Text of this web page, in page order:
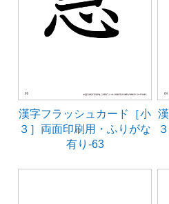
漢字フラッシュカード［小
３］両面印刷用・ふりがな
有り-63